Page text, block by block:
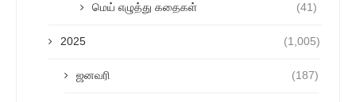
மெய் எழுத்து கதைகள் (41)
2025 (1,005)
ஜனவரி (187)